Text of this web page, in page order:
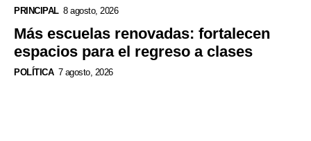
PRINCIPAL 8 agosto, 2026
Más escuelas renovadas: fortalecen
espacios para el regreso a clases
POLÍTICA 7 agosto, 2026